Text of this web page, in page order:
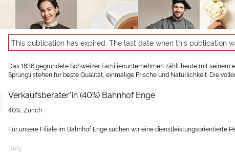
This publication has expired. The last date when this publication
Das 1836 gegründete Schweizer Familienunternehmen zählt heute mit
Sprüngli stehen für beste Qualität, einmalige Frische und Natürlichkeit. Die
Verkaufsberater*in (40%) Bahnhof Enge
40%, Zürich
Für unsere Filiale im Bahnhof Enge suchen wir eine dienstleistungsorientierte
Duty